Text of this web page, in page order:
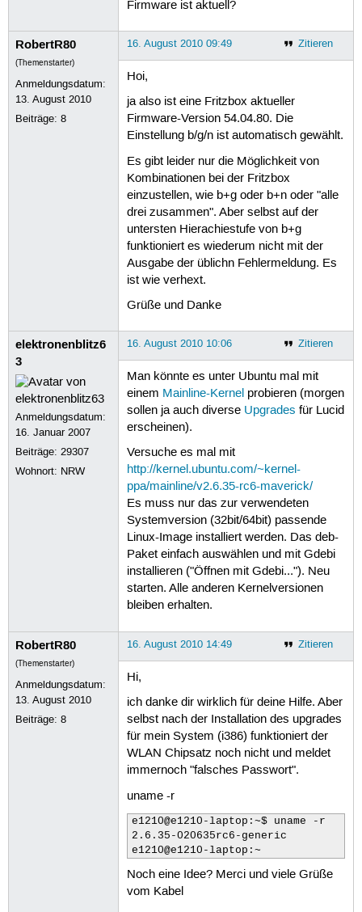
Group
Pairwise
IE: IEEE
Pairwise
Cell 04 - Address:
                    Mode:Managed
                    Channel:6
Quality:86/100
Bit Rates:11
IE: WPA Version
Group
Pairwise
IE: IEEE
                    Mode:Managed
                    Channel:11
Encryption
Bit Rates:11
IE: WPA Version
Group
Cell 06 - Address:
                    ESSID:"WLAN18"
                    Mode:Managed
                    Channel:11
Bit Rates:11
Group
Pairwise
Cell 07 - Address:
                    ESSID:""
                    Mode:Managed
                    Channel:11
Encryption
Firmware ist aktuell?
RobertR80
(Themenstarter)
Anmeldungsdatum:
13. August 2010
Beiträge:8
Zitieren
16. August 2010 09:49
Hoi,
ja also ist eine Fritzbox aktueller
Firmware-Version 54.04.80. Die
Einstellung b/g/n ist automatisch gewählt.
Es gibt leider nur die Möglichkeit von
Kombinationen bei der Fritzbox
einzustellen, wie b+g oder b+n oder "alle
drei zusammen". Aber selbst auf der
untersten Hierachiestufe von b+g
funktioniert es wiederum nicht mit der
Ausgabe der üblichn Fehlermeldung. Es
ist wie verhext.
Grüße und Danke
elektronenblitz6
3
Anmeldungsdatum:
16. Januar 2007
Beiträge:29307
Wohnort: NRW
Zitieren
16. August 2010 10:06
Man könnte es unter Ubuntu mal mit
einem Mainline-Kernelprobieren (morgen
sollen ja auch diverse Upgrades für Lucid
erscheinen).
Versuche es mal mit
http://kernel.ubuntu.com/~kernel-
ppa/mainline/v2.6.35-rc6-maverick/
Es muss nur das zur verwendeten
Systemversion (32bit/64bit) passende
Linux-Image installiert werden. Das deb-
Paket einfach auswählen und mit Gdebi
installieren ("Öffnen mit Gdebi..."). Neu
starten. Alle anderen Kernelversionen
bleiben erhalten.
RobertR80
(Themenstarter)
Anmeldungsdatum:
13. August 2010
Beiträge:8
Zitieren
16. August 2010 14:49
Hi,
ich danke dir wirklich für deine Hilfe. Aber
selbst nach der Installation des upgrades
für mein System (i386) funktioniert der
WLAN Chipsatz noch nicht und meldet
immernoch "falsches Passwort".
uname -r
e1210@e1210-laptop:~$ uname -r
2.6.35-020635rc6-generic
e1210@e1210-laptop:~
Noch eine Idee? Merci und viele Grüße
vom Kabel